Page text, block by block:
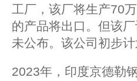
工厂，该厂将生产70
的产品将出口。但该
未公布。该公司初步计
2023年，印度京德勒